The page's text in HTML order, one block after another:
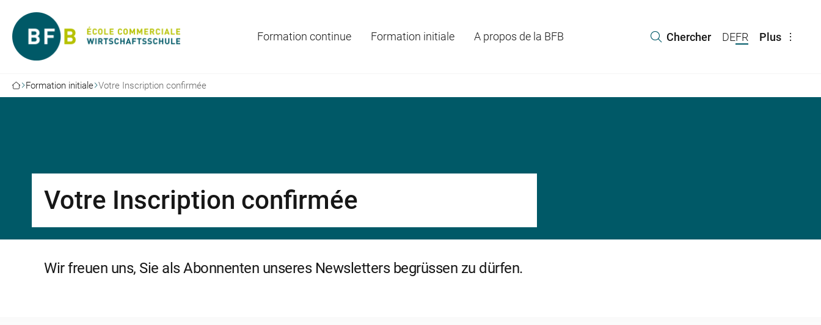
Formation continue Formation initiale A propos de la BFB Chercher DEFR Plus
Formation initiale Votre Inscription confirmée
Votre Inscription confirmée
Wir freuen uns, Sie als Abonnenten unseres Newsletters begrüssen zu dürfen.